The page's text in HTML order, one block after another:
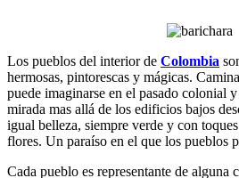
Los pueblos del interior de Colombia
hermosas, pintorescas y mágicas.
puede imaginarse en el pasado colonial
mirada mas allá de los edificios bajos
igual belleza, siempre verde y con
flores. Un paraíso en el que los pueblos
Cada pueblo es representante de alguna